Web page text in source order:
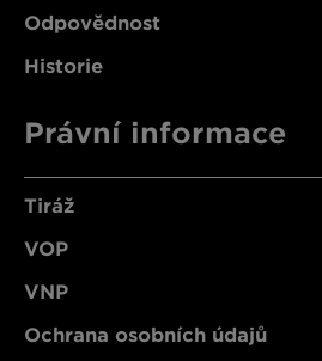
Odpovědnost
Historie
Právní informace
Tiráž
VOP
VNP
Ochrana osobních údajů